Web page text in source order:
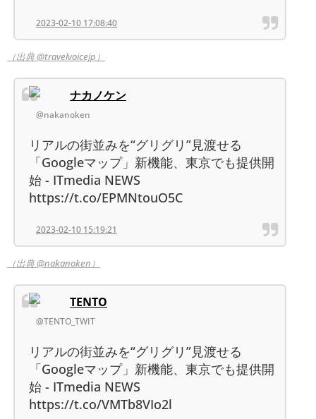
2023-02-10 17:08:40
（出典 @travelvoicejp）
ナカノケン
@nakanoken
リアルの街並みを“グリグリ”見渡せる
「Googleマップ」新機能、東京でも提供開
始 - ITmedia NEWS
https://t.co/EPMNtouO5C
2023-02-10 15:19:21
（出典 @nakanoken）
TENTO
@TENTO_TWIT
リアルの街並みを“グリグリ”見渡せる
「Googleマップ」新機能、東京でも提供開
始 - ITmedia NEWS
https://t.co/VMTb8VIo2l